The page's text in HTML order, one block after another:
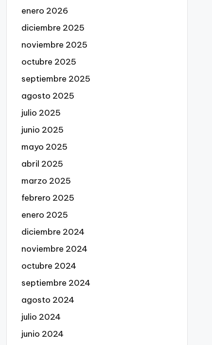
enero 2026
diciembre 2025
noviembre 2025
octubre 2025
septiembre 2025
agosto 2025
julio 2025
junio 2025
mayo 2025
abril 2025
marzo 2025
febrero 2025
enero 2025
diciembre 2024
noviembre 2024
octubre 2024
septiembre 2024
agosto 2024
julio 2024
junio 2024